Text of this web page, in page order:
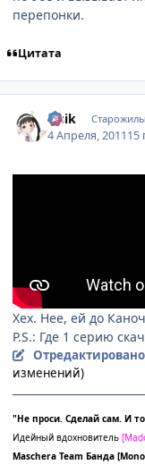
перепонки.
Цитата
lesik Старожилы
4 Апреля, 201115
Хех. Нее, ей до
P.S.: Где 1 серию
Отредактировано
изменений)
"Не проси. Сделай сам. И
Идейный вдохновитель [
Maschera Team Банда